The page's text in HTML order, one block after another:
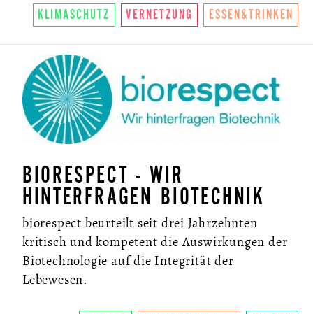
KLIMASCHUTZ VERNETZUNG ESSEN&TRINKEN
BIORESPECT - WIR
HINTERFRAGEN BIOTECHNIK
biorespect beurteilt seit drei Jahrzehnten
kritisch und kompetent die Auswirkungen der
Biotechnologie auf die Integrität der
Lebewesen.